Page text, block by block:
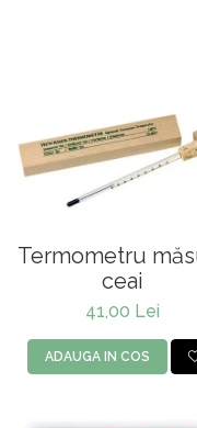
Termometru
ceai
41,00 Lei
ADAUGA IN COS